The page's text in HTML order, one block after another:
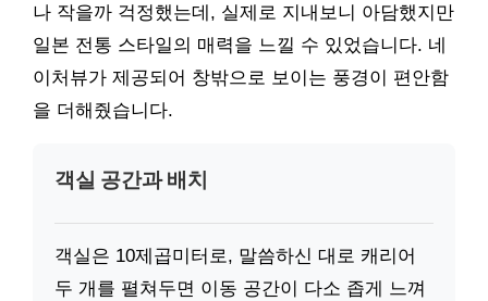
나 작을까 걱정했는데, 실제로 지내보니 아담했지만
일본 전통 스타일의 매력을 느낄 수 있었습니다. 네
이처뷰가 제공되어 창밖으로 보이는 풍경이 편안함
을 더해줬습니다.
객실 공간과 배치
객실은 10제곱미터로, 말씀하신 대로 캐리어
두 개를 펼쳐두면 이동 공간이 다소 좁게 느껴